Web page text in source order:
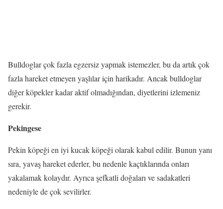
Bulldoglar çok fazla egzersiz yapmak istemezler, bu da artık çok
fazla hareket etmeyen yaşlılar için harikadır. Ancak bulldoglar
diğer köpekler kadar aktif olmadığından, diyetlerini izlemeniz
gerekir.
Pekingese
Pekin köpeği en iyi kucak köpeği olarak kabul edilir. Bunun yanı
sıra, yavaş hareket ederler, bu nedenle kaçtıklarında onları
yakalamak kolaydır. Ayrıca şefkatli doğaları ve sadakatleri
nedeniyle de çok sevilirler.